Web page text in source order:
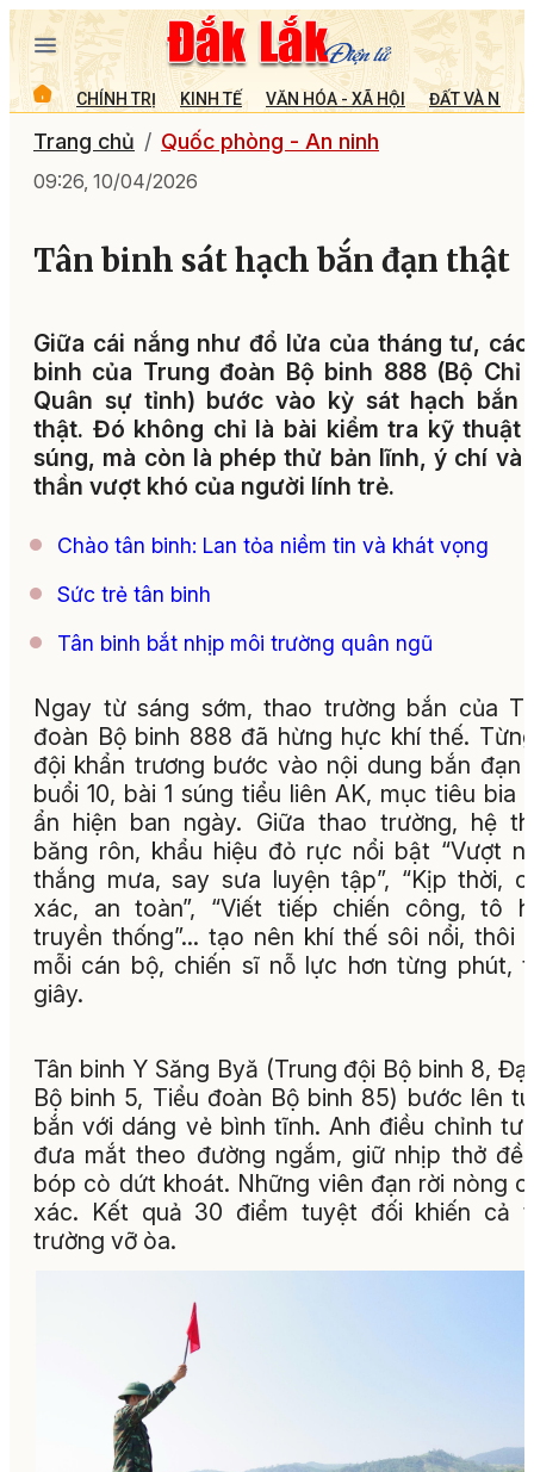
CHÍNH TRỊ KINH TẾ VĂN HÓA - XÃ HỘI ĐẤT VÀ
Trang chủ Quốc phòng - An ninh
09:26, 10/04/2026
Tân binh sát hạch bắn đạn thật
Giữa cái nắng như đổ lửa của tháng tư,
binh của Trung đoàn Bộ binh 888 (Bộ Chỉ
Quân sự tỉnh) bước vào kỳ sát hạch bắn
thật. Đó không chỉ là bài kiểm tra kỹ thuật
súng, mà còn là phép thử bản lĩnh, ý chí và
thần vượt khó của người lính trẻ.
Chào tân binh: Lan tỏa niềm tin và khát vọng
Sức trẻ tân binh
Tân binh bắt nhịp môi trường quân ngũ
Ngay từ sáng sớm, thao trường bắn của
đoàn Bộ binh 888 đã hừng hực khí thế.
đội khẩn trương bước vào nội dung bắn đạn
buổi 10, bài 1 súng tiểu liên AK, mục tiêu bia
ẩn hiện ban ngày. Giữa thao trường, hệ
băng rôn, khẩu hiệu đỏ rực nổi bật “Vượt
thắng mưa, say sưa luyện tập”, “Kịp thời,
xác, an toàn”, “Viết tiếp chiến công, tô
truyền thống”… tạo nên khí thế sôi nổi, thôi
mỗi cán bộ, chiến sĩ nỗ lực hơn từng phút,
giây.
Tân binh Y Săng Byă (Trung đội Bộ binh 8,
Bộ binh 5, Tiểu đoàn Bộ binh 85) bước lên
bắn với dáng vẻ bình tĩnh. Anh điều chỉnh tư
đưa mắt theo đường ngắm, giữ nhịp thở
bóp cò dứt khoát. Những viên đạn rời nòng
xác. Kết quả 30 điểm tuyệt đối khiến cả
trường vỡ òa.